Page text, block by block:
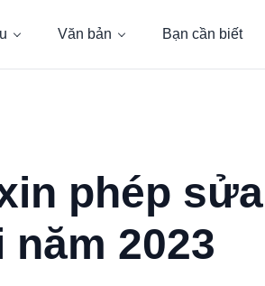
Văn bản Bạn cần biết
phép
2023